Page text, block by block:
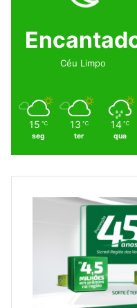
Céu Limpo
15 ℃
seg
13 ℃
ter
14 ℃
qua